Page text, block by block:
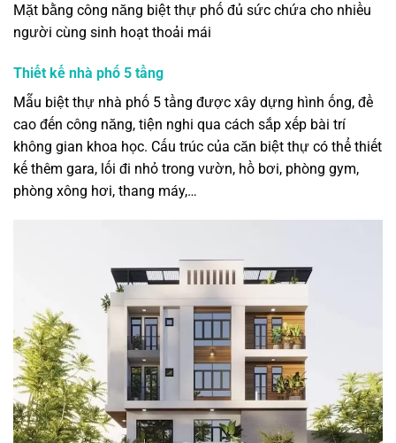
Mặt bằng công năng biệt thự phố đủ sức chứa cho nhiều
người cùng sinh hoạt thoải mái
Thiết kế nhà phố 5 tầng
Mẫu biệt thự nhà phố 5 tầng được xây dựng hình ống, đề
cao đến công năng, tiện nghi qua cách sắp xếp bài trí
không gian khoa học. Cấu trúc của căn biệt thự có thể thiết
kế thêm gara, lối đi nhỏ trong vườn, hồ bơi, phòng gym,
phòng xông hơi, thang máy,…